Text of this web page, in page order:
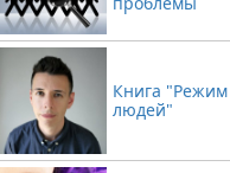
Книга "Режим
людей"